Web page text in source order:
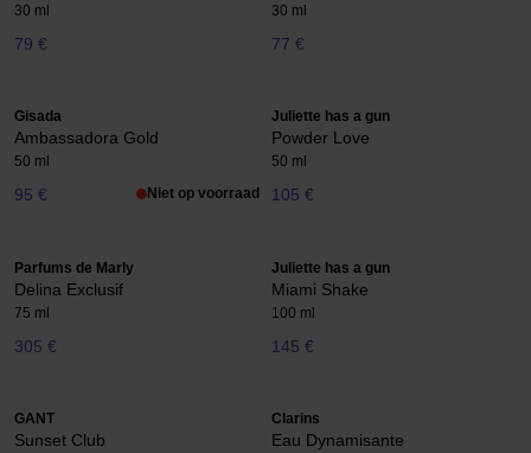
30 ml
79 €
30 ml
77 €
Gisada
Ambassadora Gold
50 ml
95 € Niet op voorraad
Juliette has a gun
Powder Love
50 ml
105 €
Parfums de Marly
Delina Exclusif
75 ml
305 €
Juliette has a gun
Miami Shake
100 ml
145 €
GANT
Sunset Club
Clarins
Eau Dynamisante